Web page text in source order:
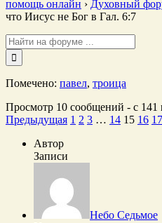
помощь онлайн › Духовный
что Иисус не Бог в Гал. 6:7
Поиск:
Помечено: павел, троица
Просмотр 10 сообщений - с 141
Предыдущая 1 2 3 … 14 15 16 17
Автор
Записи
Небо Седьмое